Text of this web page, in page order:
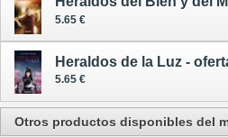
5.65 €
Heraldos de la Luz -
5.65 €
Otros productos disponibles del